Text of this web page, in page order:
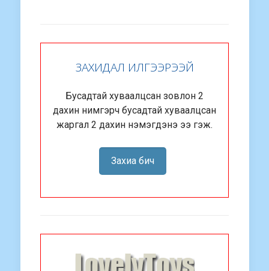
ЗАХИДАЛ ИЛГЭЭРЭЭЙ
Бусадтай хуваалцсан зовлон 2
дахин нимгэрч бусадтай хуваалцсан
жаргал 2 дахин нэмэгдэнэ ээ гэж.
Захиа бич